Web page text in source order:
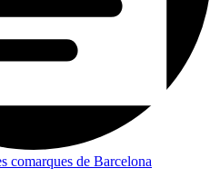
comarques de Barcelona